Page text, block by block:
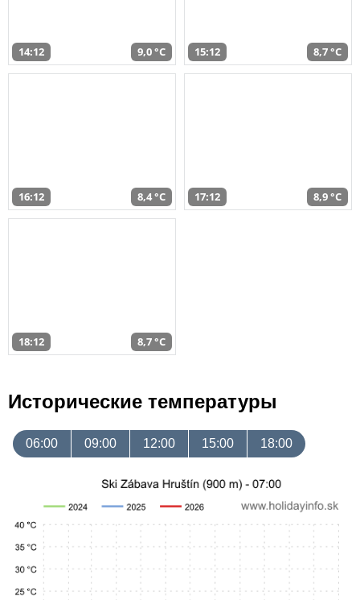
14:12 9,0 °C 15:12 8,7 °C
16:12 8,4 °C 17:12 8,9 °C
18:12 8,7 °C
Исторические температуры
06:00 09:00 12:00 15:00 18:00